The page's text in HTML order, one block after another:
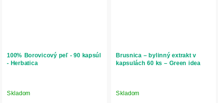
100% Borovicový peľ - 90 kapsúl
- Herbatica
Skladom
Brusnica – bylinný extrakt v
kapsulách 60 ks – Green idea
Skladom